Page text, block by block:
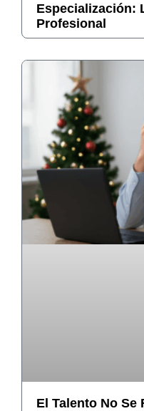
Especialización:
Profesional
El Talento No